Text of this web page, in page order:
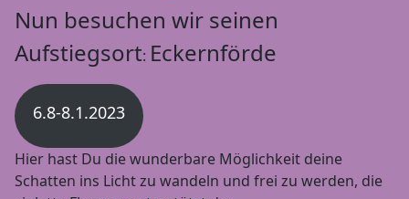
Nun besuchen wir seinen
Aufstiegsort: Eckernförde
6.8-8.1.2023
Hier hast Du die wunderbare Möglichkeit deine
Schatten ins Licht zu wandeln und frei zu werden, die